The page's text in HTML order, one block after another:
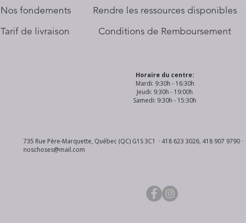
Nos fondements
Tarif de livraison
​Rendre les ressources disponibles
Conditions de Remboursement
Horaire du centre:
Mardi: 9:30h - 16:30h
Jeudi: 9:30h - 19:00h
Samedi: 9:30h - 15:30h
735 Rue Père-Marquette, Québec (QC) G1S 3C1 · 418 623 3026, 418 907 9790 ·
noschoses@mail.com